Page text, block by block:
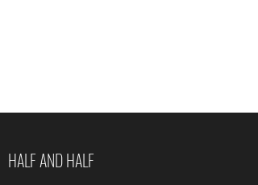
HALF AND HALF